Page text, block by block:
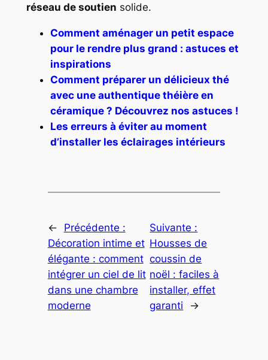
réseau de soutien solide.
Comment aménager un petit espace
pour le rendre plus grand : astuces et
inspirations
Comment préparer un délicieux thé
avec une authentique théière en
céramique ? Découvrez nos astuces !
Les erreurs à éviter au moment
d’installer les éclairages intérieurs
←
Précédente :
Décoration intime et
élégante : comment
intégrer un ciel de lit
dans une chambre
moderne
Suivante :
Housses de
coussin de
noël : faciles à
installer, effet
garanti
→